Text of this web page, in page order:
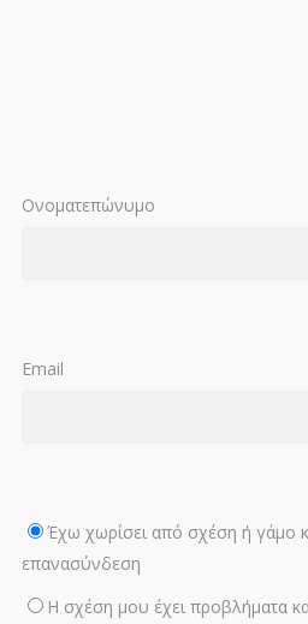
Ονοματεπώνυμο
Email
Έχω χωρίσει από σχέση ή γάμο
επανασύνδεση
Η σχέση μου έχει προβλήματα